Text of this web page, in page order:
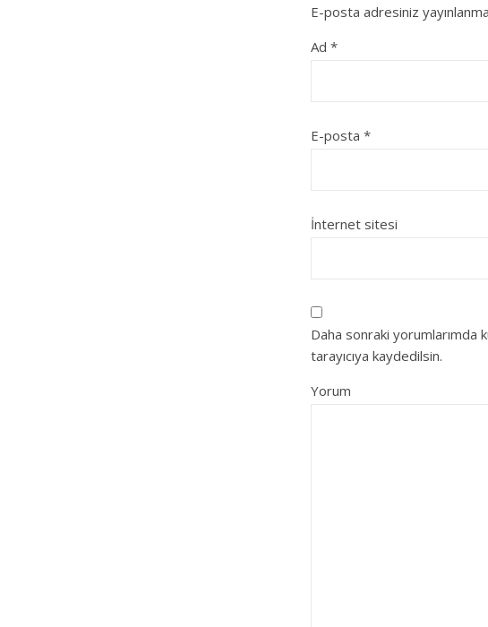
E-posta adresiniz
Ad *
E-posta *
İnternet sitesi
Daha sonraki yorumlarımda
tarayıcıya kaydedilsin.
Yorum